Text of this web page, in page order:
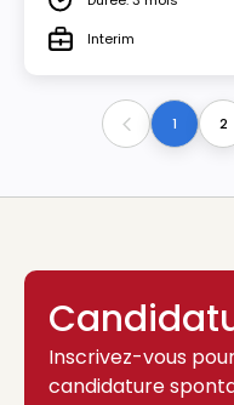
Durée
TypeInterim
Previous1 2
Inscrivez-vous
candidature